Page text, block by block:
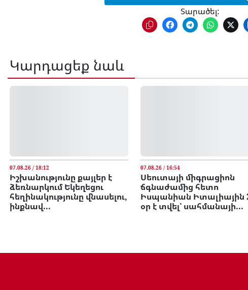
Տարածել:
Կարդացեք նաև
07.08.26 / 18:12
Իշխանությունը քայլեր է
ձեռնարկում Եկեղեցու
հեղինակությունը վնասելու,
ինքնավ...
07.08.26 / 16:54
Սեուտայի միգրացիոն
ճգնաժամից հետո
Իսպանիան Իտալիային
օր է տվել՝ սահմանայի...